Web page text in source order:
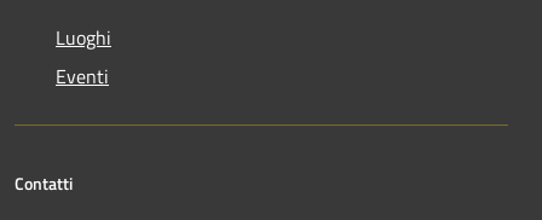
Luoghi
Eventi
Contatti